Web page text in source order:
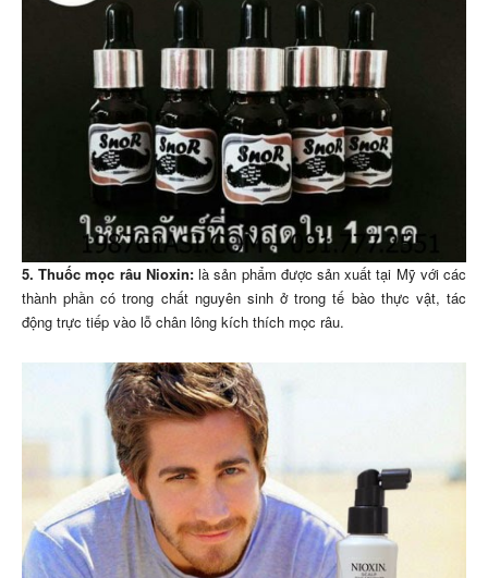
5. Thuốc mọc râu Nioxin:là sản phẩm được sản xuất tại Mỹ với các
thành phần có trong chất nguyên sinh ở trong tế bào thực vật, tác
động trực tiếp vào lỗ chân lông kích thích mọc râu.